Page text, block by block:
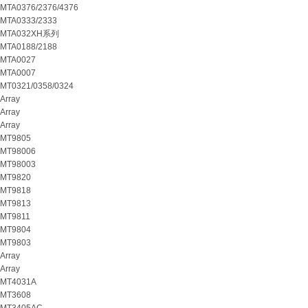
MTA0376/2376/4376
MTA0333/2333
MTA032XH系列
MTA0188/2188
MTA0027
MTA0007
MT0321/0358/0324
Array
Array
Array
MT9805
MT98006
MT98003
MT9820
MT9818
MT9813
MT9811
MT9804
MT9803
Array
Array
MT4031A
MT3608